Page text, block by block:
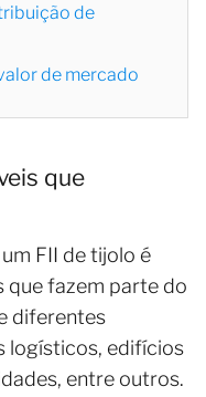
de
de mercado
que
FII de tijolo é
que fazem parte do
diferentes
logísticos, edifícios
entre outros.